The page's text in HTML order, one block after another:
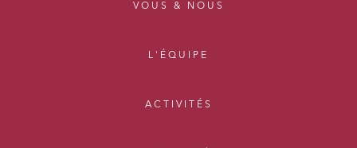
VOUS & NOUS
L'ÉQUIPE
ACTIVITÉS